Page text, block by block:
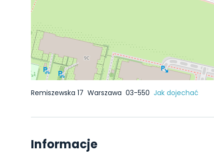
Remiszewska 17 Warszawa 03-550 Jak dojechać
Informacje